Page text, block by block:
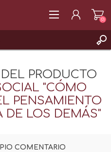
(0)
PRODUCTO
"CÓMO
PENSAMIENTO
DE LOS DEMÁS"
COMENTARIO